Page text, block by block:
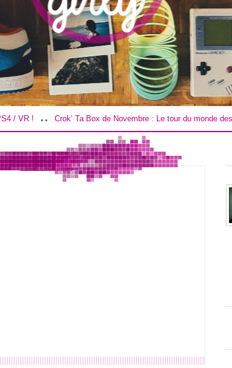
.. Crok’ Ta Box de Novembre : Le tour du monde des